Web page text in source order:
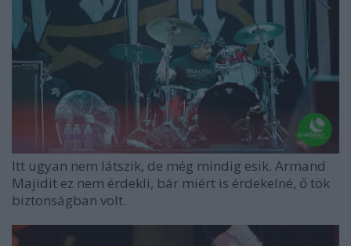
Itt ugyan nem látszik, de még mindig esik. Armand
Majidit ez nem érdekli, bár miért is érdekelné, ő tök
biztonságban volt.